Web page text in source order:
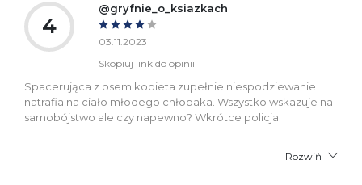
4
@gryfnie_o_ksiazkach
03.11.2023
Skopiuj link do opinii
Spacerująca z psem kobieta zupełnie niespodziewanie
natrafia na ciało młodego chłopaka. Wszystko wskazuje na
samobójstwo ale czy napewno? Wkrótce policja
Rozwiń